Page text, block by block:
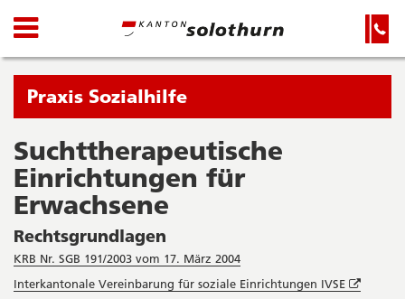
Kanton
Solothurn
Wichtige
Seiten
Startseite
Hauptnavigation
Inhalt
Sitemap
Suche
Navigation
und
Suche
Navigation
Sie
befinden
sich
gerade
in:
Praxis Sozialhilfe
Suchttherapeutische
Einrichtungen für
Erwachsene
Rechtsgrundlagen
KRB Nr. SGB 191/2003 vom 17. März 2004
Interkantonale Vereinbarung für soziale Einrichtungen IVSE
Öffnet